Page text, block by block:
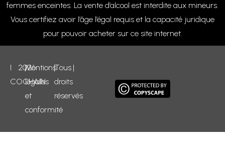
femmes enceintes. La vente d’alcool est interdite aux mineurs.
Vous certifiez avoir l’âge l’égal requis et la capacité juridique
pour pouvoir acheter sur ce site internet.
I
COCHAIN
2026
|Mentions
légales
et
conformité
|Tous
droits
réservés
|